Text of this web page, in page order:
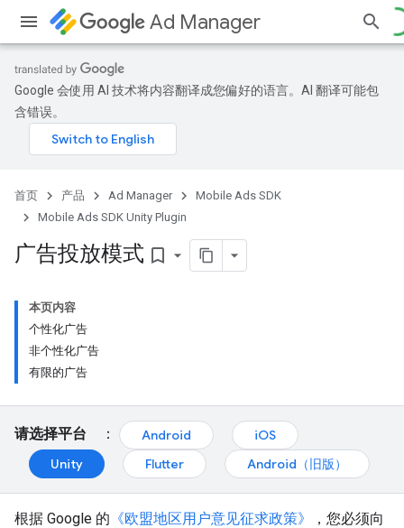
Ad Manager
Google 会使用 AI 技术将内容翻译成您偏好的语言。AI 翻译可能包
含错误。
首页 产品 Ad Manager
Mobile Ads SDK
Mobile Ads SDK Unity Plugin
广告投放模式 bookmark_border
本页内容
个性化广告
非个性化广告
有限的广告
请选择平台 ： Android
iOS
Unity
Flutter Android（旧版）
根据 Google 的 《欧盟地区用户意见征求政策》
，您必须向